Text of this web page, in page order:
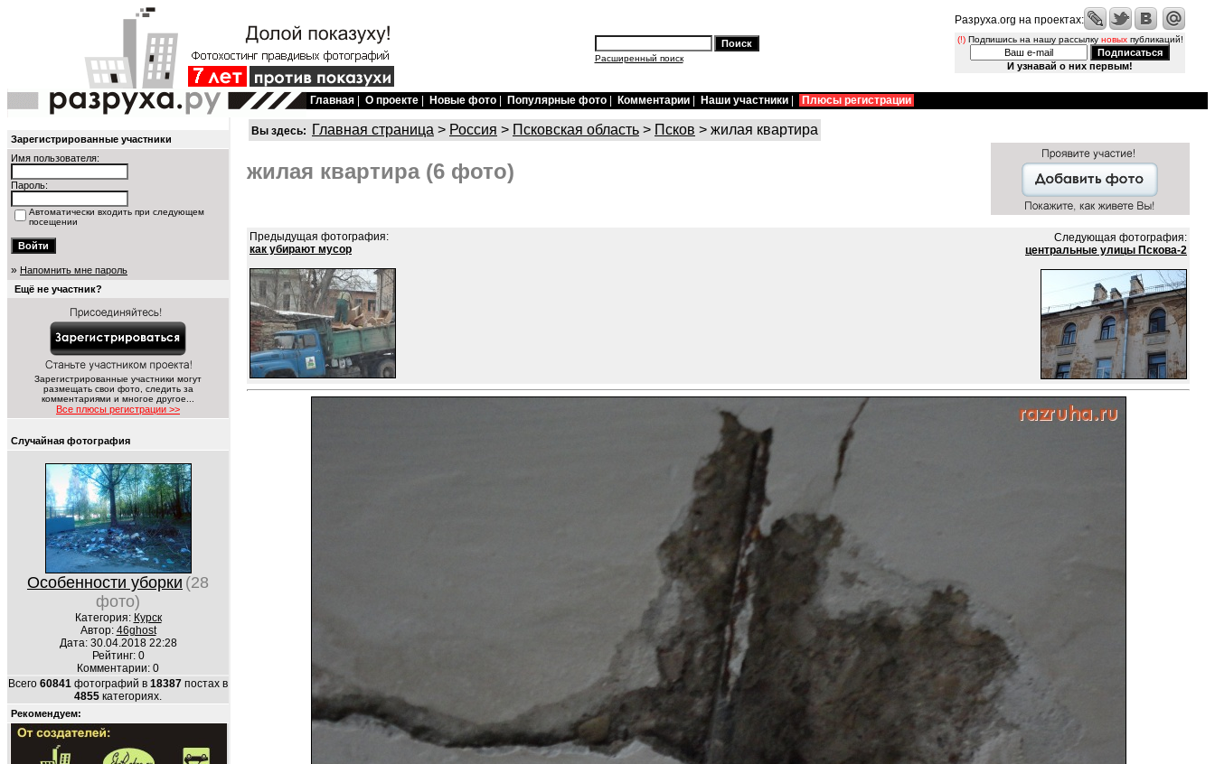
Расширенный поиск
Разруха.org на проектах:
(!)Подпишись на нашу рассылку новыхпубликаций!
И узнавай о них первым!
Главная О проекте Новые фото Популярные фото Комментарии Наши участники Плюсы регистрации
Зарегистрированные участники
Имя пользователя:
Пароль:
Автоматически входить при следующем
посещении
» Напомнить мне пароль
Ещё не участник?
Зарегистрированные участники могут
размещать свои фото, следить за
комментариями и многое другое...
Все плюсы регистрации >>
Случайная фотография
Особенности уборки (28
фото)
Категория: Курск
Автор: 46ghost
Дата: 30.04.2018 22:28
Рейтинг: 0
Комментарии: 0
Всего 60841 фотографий в 18387 постах в
4855 категориях.
Рекомендуем:
Вы здесь: Главная страница > Россия > Псковская область > Псков > жилая квартира
жилая квартира (6 фото)
Предыдущая фотография:
как убирают мусор
Следующая фотография:
центральные улицы Пскова-2